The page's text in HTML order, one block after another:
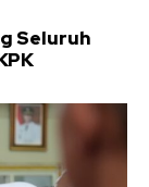
Seluruh